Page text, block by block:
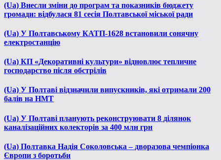
(Ua) Внесли зміни до програм та показників бюджету
громади: відбулася 81 сесія Полтавської міської ради
(Ua) У Полтавському КАТП-1628 встановили сонячну
електростанцію
(Ua) КП «Декоративні культури» відновлює тепличне
господарство після обстрілів
(Ua) У Полтаві відзначили випускників, які отримали 200
балів на НМТ
(Ua) У Полтаві планують реконструювати 8 ділянок
каналізаційних колекторів за 400 млн грн
(Ua) Полтавка Надія Соколовська – дворазова чемпіонка
Європи з боротьби